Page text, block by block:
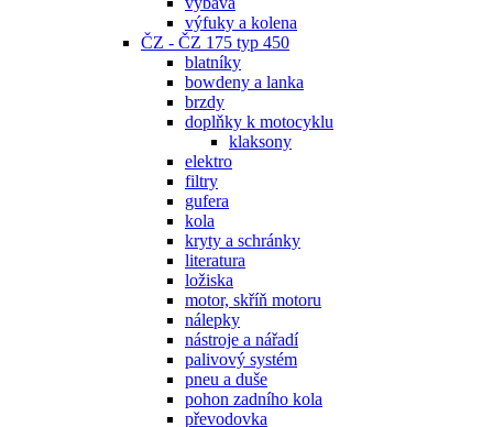
výfuky a kolena
ČZ - ČZ 175 typ 450
blatníky
bowdeny a lanka
brzdy
doplňky k motocyklu
klaksony
elektro
filtry
gufera
kola
kryty a schránky
literatura
ložiska
motor, skříň motoru
nálepky
nástroje a nářadí
palivový systém
pneu a duše
pohon zadního kola
převodovka